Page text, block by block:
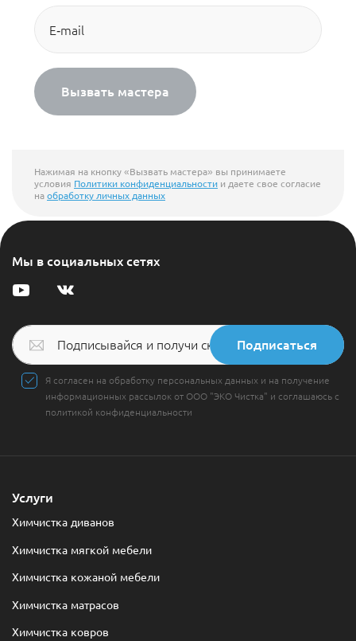
Вызвать мастера
Нажимая на кнопку «Вызвать мастера» вы принимаете
условия Политики конфиденциальности и даете свое согласие
наобработку личных данных
Мы в социальных сетях
Я согласен на обработку персональных данных и на получение
информационных рассылок от ООО "ЭКО Чистка" и соглашаюсь с
политикой конфиденциальности
Подписаться
Услуги
Химчистка диванов
Химчистка мягкой мебели
Химчистка кожаной мебели
Химчистка матрасов
Химчистка ковров